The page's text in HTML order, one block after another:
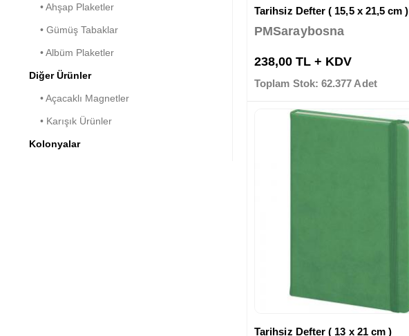
• Ahşap Plaketler
• Gümüş Tabaklar
• Albüm Plaketler
Diğer Ürünler
• Açacaklı Magnetler
• Karışık Ürünler
Kolonyalar
Tarihsiz Defter ( 15,5 x 21,5 cm )
PMSaraybosna
238,00 TL + KDV
Toplam Stok: 62.377 Adet
Tarihsiz Defter ( 13 x 21 cm )